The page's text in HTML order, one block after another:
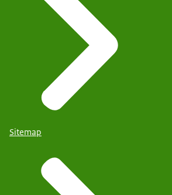
Sitemap